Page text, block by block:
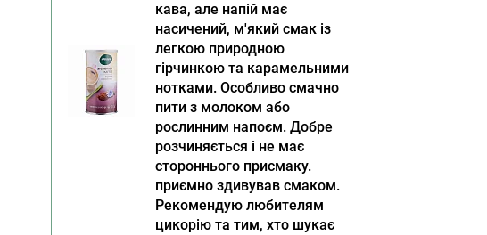
кава, але напій має
насичений, м'який смак із
легкою природною
гірчинкою та карамельними
нотками. Особливо смачно
пити з молоком або
рослинним напоєм. Добре
розчиняється і не має
стороннього присмаку.
приємно здивував смаком.
Рекомендую любителям
цикорію та тим, хто шукає